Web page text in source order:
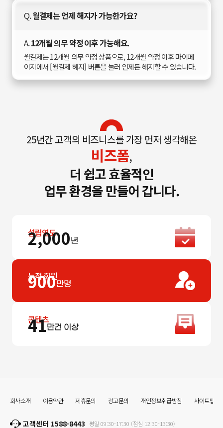
Q.월결제는 언제 해지가 가능한가요?
A.12개월 의무 약정 이후 가능해요.
월결제는 12개월 의무 약정 상품으로, 12개월 약정 이후 마이페
이지에서 [월결제 해지] 버튼을 눌러 언제든 해지할 수 있습니다.
25년간 고객의 비즈니스를 가장 먼저 생각해온
비즈폼,
더 쉽고 효율적인
업무 환경을 만들어 갑니다.
설립연도
2,000년
누적 회원
900만명
콘텐츠
41만건 이상
회사소개 이용약관 제휴문의 광고문의 개인정보취급방침 사이트맵
고객센터 1588-8443 평일 09:30-17:30 (점심 12:30-13:30)